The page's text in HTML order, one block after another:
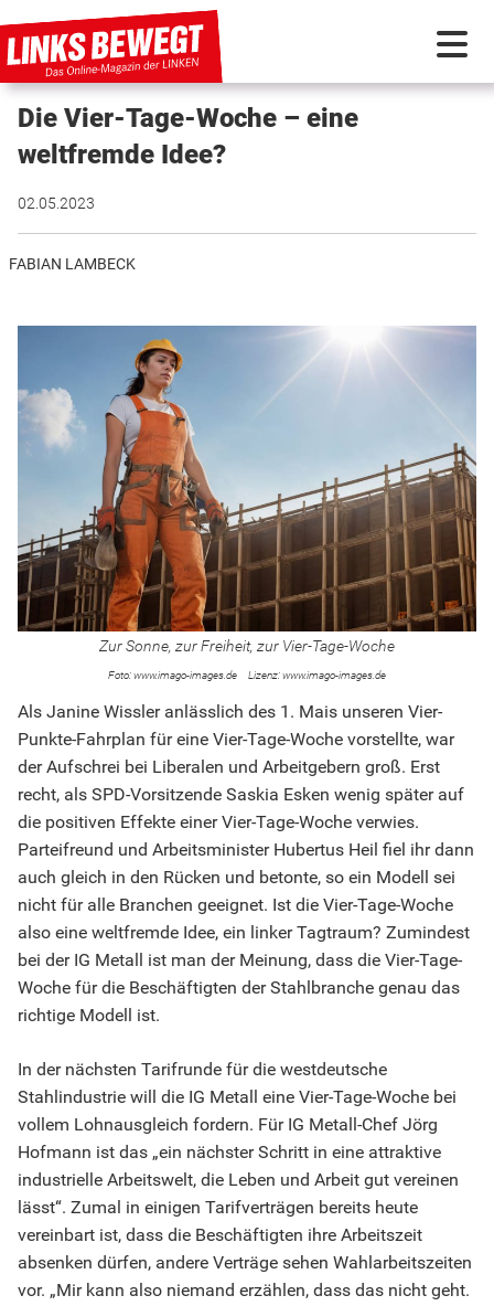
PARTEI IN BEWEGUNG
KUNSTSTOFF
DISKUSSIONSSTOFF
INTERNATIONAL
Die Vier-Tage-Woche – eine
weltfremde Idee?
02.05.2023
FABIAN LAMBECK
Zur Sonne, zur Freiheit, zur Vier-Tage-Woche
www.imago-images.de www.imago-images.de
Als Janine Wissler anlässlich des 1. Mais unseren Vier-
Punkte-Fahrplan für eine Vier-Tage-Woche vorstellte, war
der Aufschrei bei Liberalen und Arbeitgebern groß. Erst
recht, als SPD-Vorsitzende Saskia Esken wenig später auf
die positiven Effekte einer Vier-Tage-Woche verwies.
Parteifreund und Arbeitsminister Hubertus Heil fiel ihr dann
auch gleich in den Rücken und betonte, so ein Modell sei
nicht für alle Branchen geeignet. Ist die Vier-Tage-Woche
also eine weltfremde Idee, ein linker Tagtraum? Zumindest
bei der IG Metall ist man der Meinung, dass die Vier-Tage-
Woche für die Beschäftigten der Stahlbranche genau das
richtige Modell ist.
In der nächsten Tarifrunde für die westdeutsche
Stahlindustrie will die IG Metall eine Vier-Tage-Woche bei
vollem Lohnausgleich fordern. Für IG Metall-Chef Jörg
Hofmann ist das „ein nächster Schritt in eine attraktive
industrielle Arbeitswelt, die Leben und Arbeit gut vereinen
lässt“. Zumal in einigen Tarifverträgen bereits heute
vereinbart ist, dass die Beschäftigten ihre Arbeitszeit
absenken dürfen, andere Verträge sehen Wahlarbeitszeiten
vor. „Mir kann also niemand erzählen, dass das nicht geht.